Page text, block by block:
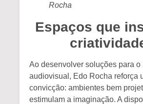
Rocha
Espaços que
Ao desenvolver soluções para o
audiovisual, Edo Rocha reforça
convicção: ambientes bem
estimulam a imaginação. A